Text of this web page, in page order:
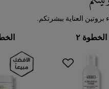
بروتين العناية ببشرتكم.
الخطوة ٢